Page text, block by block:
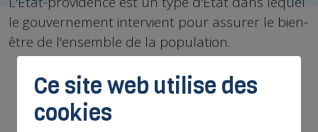
le gouvernement intervient pour assurer le bien-
être de l'ensemble de la population.
Partagez la vidéo !
Ce site web utilise des
cookies